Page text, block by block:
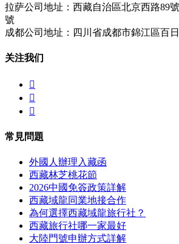
拉萨公司地址：西藏自治區北京西路89
號
成都公司地址：四川省成都市錦江區百
关注我们



常見問題
外國人辦理入藏函
西藏林芝桃花節
2026中國免簽政策詳解
西藏域龍同業地接合作
為何選擇西藏域龍旅行社？
西藏旅行社哪一家最好
大陸門號申辦方式詳解